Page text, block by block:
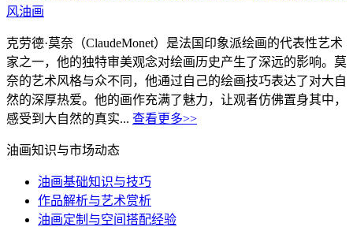
风油画
克劳德·莫奈（ClaudeMonet）是法国印象派绘画的代表性艺术
家之一，他的独特审美观念对绘画历史产生了深远的影响。莫
奈的艺术风格与众不同，他通过自己的绘画技巧表达了对大自
然的深厚热爱。他的画作充满了魅力，让观者仿佛置身其中，
感受到大自然的真实... 查看更多>>
油画知识与市场动态
油画基础知识与技巧
作品解析与艺术赏析
油画定制与空间搭配经验